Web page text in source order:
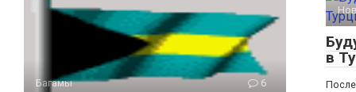
Багамы 6
в